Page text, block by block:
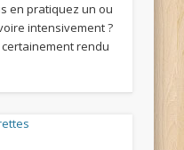
en pratiquez un ou
intensivement ?
rendu